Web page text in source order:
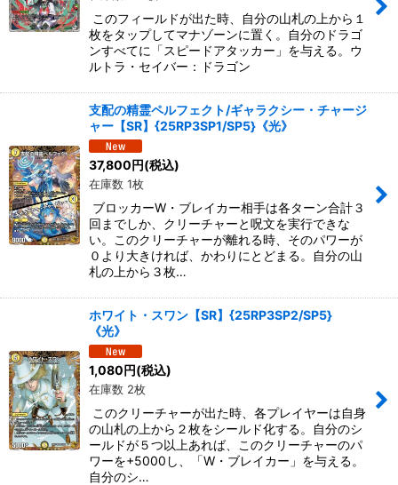
このフィールドが出た時、自分の山札の上から１
枚をタップしてマナゾーンに置く。自分のドラゴ
ンすべてに「スピードアタッカー」を与える。ウ
ルトラ・セイバー：ドラゴン
支配の精霊ペルフェクト/ギャラクシー・チャージ
ャー【SR】{25RP3SP1/SP5}《光》
37,800円(税込)
在庫数 1枚
ブロッカーW・ブレイカー相手は各ターン合計３
回までしか、クリーチャーと呪文を実行できな
い。このクリーチャーが離れる時、そのパワーが
０より大きければ、かわりにとどまる。自分の山
札の上から３枚…
ホワイト・スワン【SR】{25RP3SP2/SP5}
《光》
1,080円(税込)
在庫数 2枚
このクリーチャーが出た時、各プレイヤーは自身
の山札の上から２枚をシールド化する。自分のシ
ールドが５つ以上あれば、このクリーチャーのパ
ワーを+5000し、「W・ブレイカー」を与える。
自分のシ…